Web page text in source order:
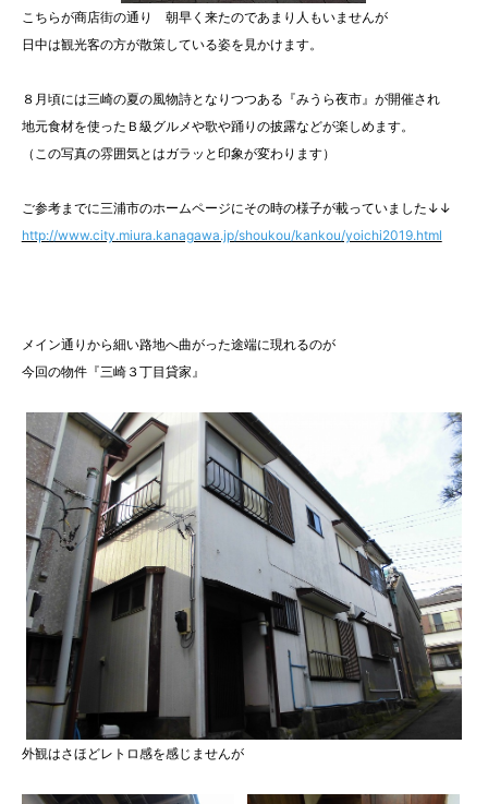
こちらが商店街の通り 朝早く来たのであまり人もいませんが
日中は観光客の方が散策している姿を見かけます。
８月頃には三崎の夏の風物詩となりつつある『みうら夜市』が開催され
地元食材を使ったＢ級グルメや歌や踊りの披露などが楽しめます。
（この写真の雰囲気とはガラッと印象が変わります）
ご参考までに三浦市のホームページにその時の様子が載っていました↓↓
http://www.city.miura.kanagawa.jp/shoukou/kankou/yoichi2019.html
メイン通りから細い路地へ曲がった途端に現れるのが
今回の物件『三崎３丁目貸家』
外観はさほどレトロ感を感じませんが